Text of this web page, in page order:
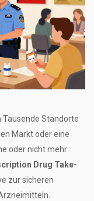
Tausende Standorte
Markt oder eine
oder nicht mehr
Drug Take-
zur sicheren